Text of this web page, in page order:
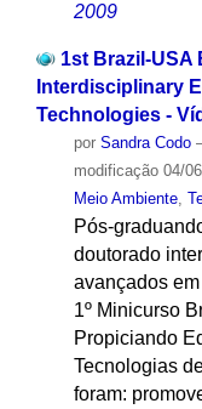
2009
1st Brazil-
Interdisciplinary
Technologies -
por Sandra Codo
modificação04/
Meio Ambiente,
Pós-
doutorado
avançados
1º Minicurso
Propiciando
Tecnologias
foram: